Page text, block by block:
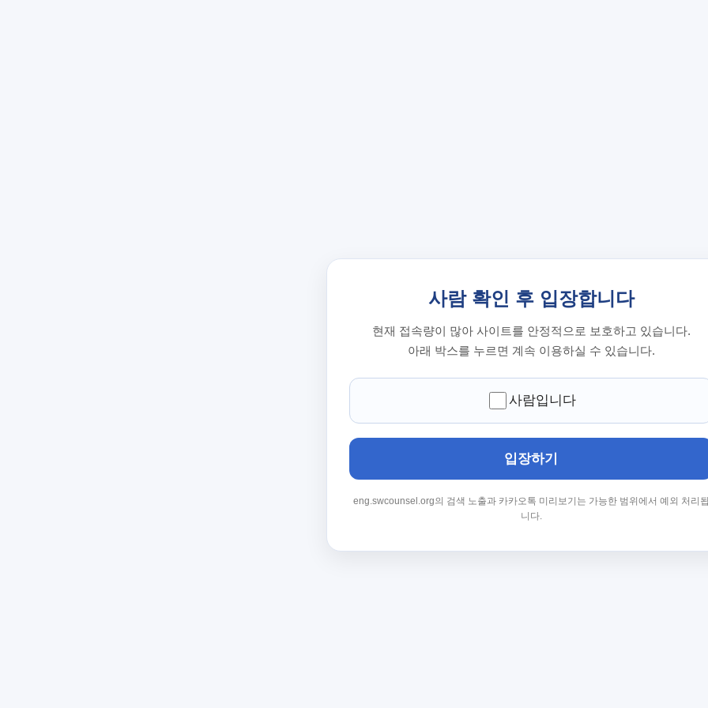
사람 확인 후 입장합니다
현재 접속량이 많아 사이트를 안정적으로 보호하고 있습니다.
아래 박스를 누르면 계속 이용하실 수 있습니다.
사람입니다
입장하기
eng.swcounsel.org의 검색 노출과 카카오톡 미리보기는 가능한 범위에서 예외 처리
니다.